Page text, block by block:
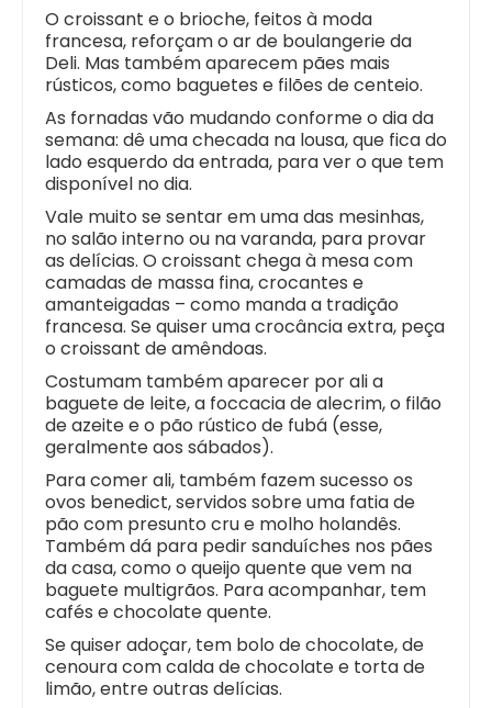
O croissant e o brioche, feitos à moda
francesa, reforçam o ar de boulangerie da
Deli. Mas também aparecem pães mais
rústicos, como baguetes e filões de centeio.
As fornadas vão mudando conforme o dia da
semana: dê uma checada na lousa, que fica do
lado esquerdo da entrada, para ver o que tem
disponível no dia.
Vale muito se sentar em uma das mesinhas,
no salão interno ou na varanda, para provar
as delícias. O croissant chega à mesa com
camadas de massa fina, crocantes e
amanteigadas – como manda a tradição
francesa. Se quiser uma crocância extra, peça
o croissant de amêndoas.
Costumam também aparecer por ali a
baguete de leite, a foccacia de alecrim, o filão
de azeite e o pão rústico de fubá (esse,
geralmente aos sábados).
Para comer ali, também fazem sucesso os
ovos benedict, servidos sobre uma fatia de
pão com presunto cru e molho holandês.
Também dá para pedir sanduíches nos pães
da casa, como o queijo quente que vem na
baguete multigrãos. Para acompanhar, tem
cafés e chocolate quente.
Se quiser adoçar, tem bolo de chocolate, de
cenoura com calda de chocolate e torta de
limão, entre outras delícias.